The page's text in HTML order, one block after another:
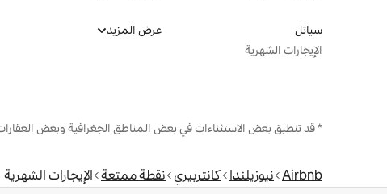
سياتل
الإيجارات الشهرية
عرض المزيد
* قد تنطبق بعض الاستثناءات في بعض المناطق الجغرافية وبعض
Airbnb نيوزيلندا كانتربيري نقطة ممتعة الإيجارات الشهرية